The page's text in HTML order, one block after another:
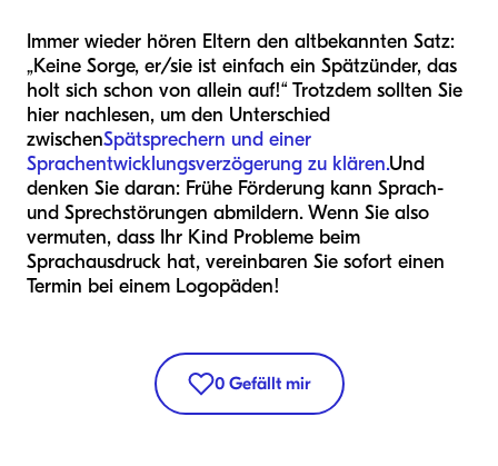
Immer wieder hören Eltern den altbekannten Satz:
„Keine Sorge, er/sie ist einfach ein Spätzünder, das
holt sich schon von allein auf!“ Trotzdem sollten Sie
hier nachlesen, um den Unterschied
zwischenSpätsprechern und einer
Sprachentwicklungsverzögerung zu klären.Und
denken Sie daran: Frühe Förderung kann Sprach-
und Sprechstörungen abmildern. Wenn Sie also
vermuten, dass Ihr Kind Probleme beim
Sprachausdruck hat, vereinbaren Sie sofort einen
Termin bei einem Logopäden!
0 Gefällt mir